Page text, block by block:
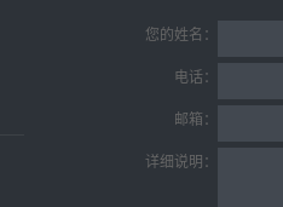
您的姓名：
电话：
邮箱：
详细说明：